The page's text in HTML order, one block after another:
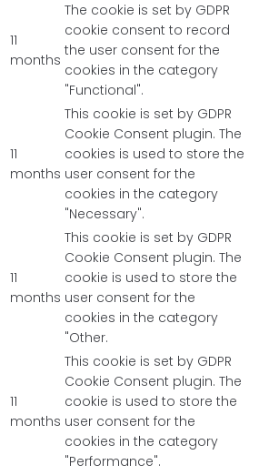
11
months
The cookie is set by GDPR
cookie consent to record
the user consent for the
cookies in the category
"Functional".
11
months
This cookie is set by GDPR
Cookie Consent plugin. The
cookies is used to store the
user consent for the
cookies in the category
"Necessary".
11
months
This cookie is set by GDPR
Cookie Consent plugin. The
cookie is used to store the
user consent for the
cookies in the category
"Other.
11
months
This cookie is set by GDPR
Cookie Consent plugin. The
cookie is used to store the
user consent for the
cookies in the category
"Performance".